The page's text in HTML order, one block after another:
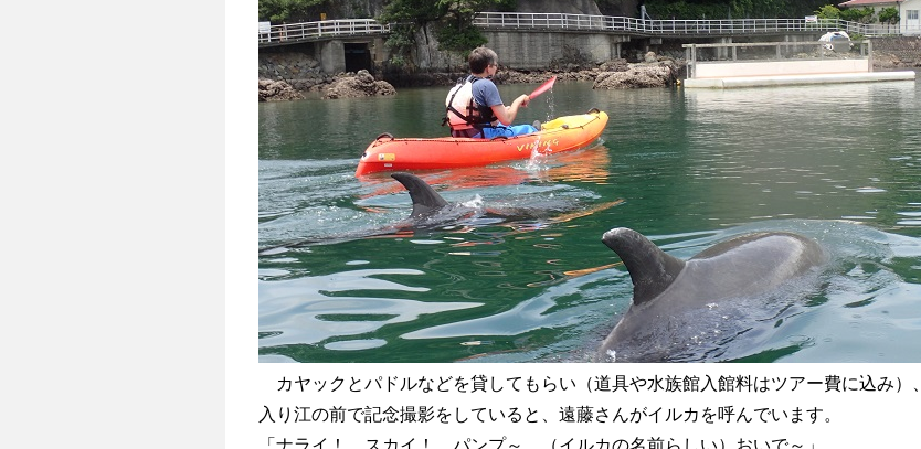
カヤックとパドルなどを貸してもらい（道具や水族館入館料はツアー費に込み）、
入り江の前で記念撮影をしていると、遠藤さんがイルカを呼んでいます。